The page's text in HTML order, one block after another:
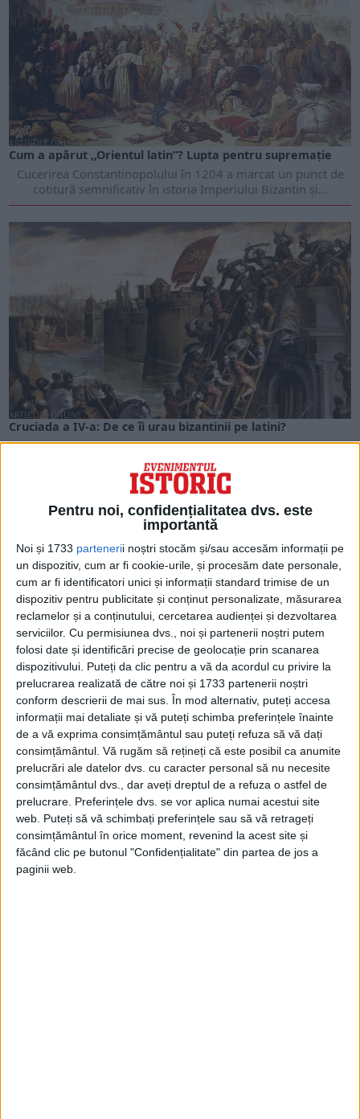
Pentru noi, confidențialitatea dvs. este
importantă
Noi și 1733 partenerii noștri stocăm și/sau accesăm informații pe
un dispozitiv, cum ar fi cookie-urile, și procesăm date personale,
cum ar fi identificatori unici și informații standard trimise de un
dispozitiv pentru publicitate și conținut personalizate, măsurarea
reclamelor și a conținutului, cercetarea audienței și dezvoltarea
serviciilor. Cu permisiunea dvs., noi și partenerii noștri putem
folosi date și identificări precise de geolocație prin scanarea
dispozitivului. Puteți da clic pentru a vă da acordul cu privire la
prelucrarea realizată de către noi și 1733 partenerii noștri
conform descrierii de mai sus. În mod alternativ, puteți accesa
informații mai detaliate și vă puteți schimba preferințele înainte
de a vă exprima consimțământul sau puteți refuza să vă dați
consimțământul. Vă rugăm să rețineți că este posibil ca anumite
prelucrări ale datelor dvs. cu caracter personal să nu necesite
consimțământul dvs., dar aveți dreptul de a refuza o astfel de
prelucrare. Preferințele dvs. se vor aplica numai acestui site
web. Puteți să vă schimbați preferințele sau să vă retrageți
consimțământul în orice moment, revenind la acest site și
făcând clic pe butonul "Confidențialitate" din partea de jos a
paginii web.
ARTICOLE ONLINE
Cum a apărut ,,Orientul latin”? Lupta pentru supremație
Cucerirea Constantinopolului în 1204 a marcat un punct de
cotitură semnificativ în istoria Imperiului Bizantin și...
ARTICOLE ONLINE
Cruciada a IV-a: De ce îi urau bizantinii pe latini?
Cruciadele, după cum afirma istoricul Eric Christiansen, nu au
fost decât o ,,tristă pierdere de timp,...
ARTICOLE ONLINE
Constantin cel Mare și întemeierea Constantinopolului
În vremea împăratului Constantin cel Mare creștinismul a
primit libertatea de cult, alături de celelalte culte...